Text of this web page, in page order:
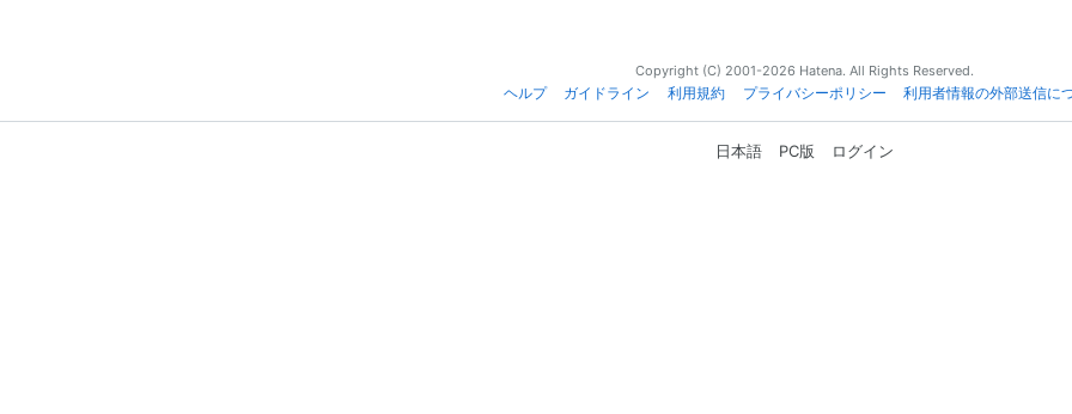
Copyright (C) 2001-2026 Hatena. All Rights Reserved.
ヘルプ
ガイドライン 利用規約 プライバシーポリシー 利用者情報の外部送信に
日本語 PC版 ログイン